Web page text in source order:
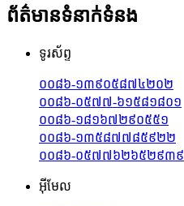
ព័ត៌មានទំនាក់ទំនង
ទូរស័ព្ទ
០០៨៦-១៣៩០៥៨៧៤២០២
០០៨៦-០៥៧៧-៦១៥៨១៨០១
០០៨៦-១៨១៦៧២៩០៥៥១
០០៨៦-១៣៥៨៧៧៨៥៩២២
០០៨៦-០៥៧៧៦២៦៥២៩៣៩
អ៊ីមែល